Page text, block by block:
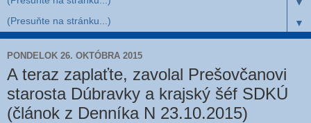
▼
PONDELOK 26. OKTÓBRA 2015
A teraz zaplaťte, zavolal Prešovčanovi
starosta Dúbravky a krajský šéf SDKÚ
(článok z Denníka N 23.10.2015)